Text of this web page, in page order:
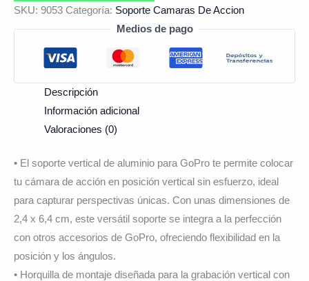
SKU: 9053 Categoría: Soporte Camaras De Accion
Medios de pago
Descripción
Información adicional
Valoraciones (0)
• El soporte vertical de aluminio para GoPro te permite colocar
tu cámara de acción en posición vertical sin esfuerzo, ideal
para capturar perspectivas únicas. Con unas dimensiones de
2,4 x 6,4 cm, este versátil soporte se integra a la perfección
con otros accesorios de GoPro, ofreciendo flexibilidad en la
posición y los ángulos.
• Horquilla de montaje diseñada para la grabación vertical con